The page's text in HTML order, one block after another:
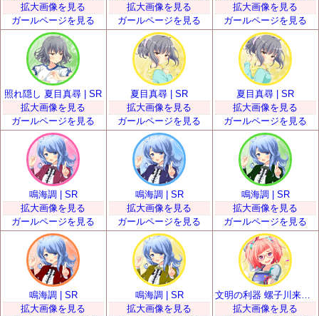
拡大画像を見る
ガールページを見る
拡大画像を見る
ガールページを見る
拡大画像を見る
ガールページを見る
照れ隠し 夏目真尋 | SR
拡大画像を見る
ガールページを見る
夏目真尋 | SR
拡大画像を見る
ガールページを見る
夏目真尋 | SR
拡大画像を見る
ガールページを見る
鳴海調 | SR
拡大画像を見る
ガールページを見る
鳴海調 | SR
拡大画像を見る
ガールページを見る
鳴海調 | SR
拡大画像を見る
ガールページを見る
鳴海調 | SR
拡大画像を見る
鳴海調 | SR
拡大画像を見る
文明の利器 螺子川来夢 | SR
拡大画像を見る